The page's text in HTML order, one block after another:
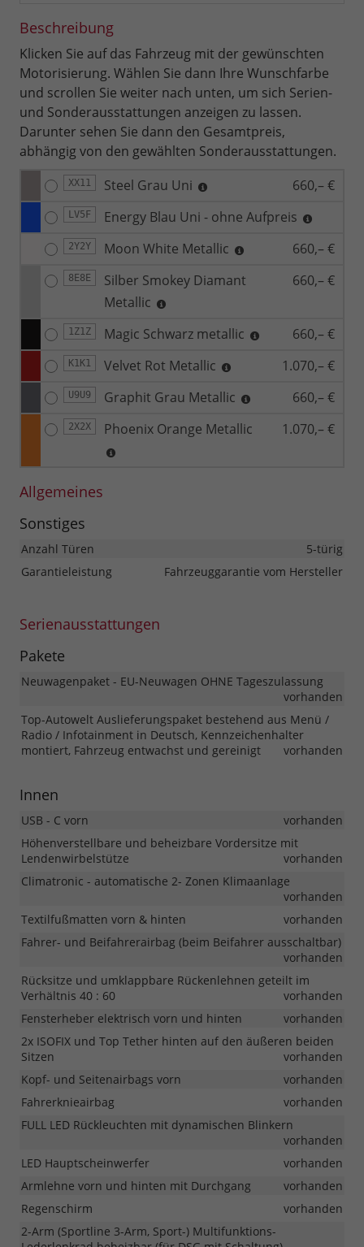
Beschreibung
Klicken Sie auf das Fahrzeug mit der gewünschten
Motorisierung. Wählen Sie dann Ihre Wunschfarbe
und scrollen Sie weiter nach unten, um sich Serien-
und Sonderausstattungen anzeigen zu lassen.
Darunter sehen Sie dann den Gesamtpreis,
abhängig von den gewählten Sonderausstattungen.
XX11 Steel Grau Uni 660,– €
LV5F Energy Blau Uni - ohne Aufpreis
2Y2Y Moon White Metallic 660,– €
8E8E
Silber Smokey Diamant
Metallic
660,– €
1Z1Z Magic Schwarz metallic 660,– €
K1K1 Velvet Rot Metallic 1.070,– €
U9U9 Graphit Grau Metallic 660,– €
2X2X Phoenix Orange Metallic 1.070,– €
Allgemeines
Sonstiges
Anzahl Türen
5-türig
Garantieleistung
Fahrzeuggarantie vom Hersteller
Serienausstattungen
Pakete
Neuwagenpaket - EU-Neuwagen OHNE Tageszulassung
vorhanden
Top-Autowelt Auslieferungspaket bestehend aus Menü /
Radio / Infotainment in Deutsch, Kennzeichenhalter
montiert, Fahrzeug entwachst und gereinigt
vorhanden
Innen
USB - C vorn
vorhanden
Höhenverstellbare und beheizbare Vordersitze mit
Lendenwirbelstütze
vorhanden
Climatronic - automatische 2- Zonen Klimaanlage
vorhanden
Textilfußmatten vorn & hinten
vorhanden
Fahrer- und Beifahrerairbag (beim Beifahrer ausschaltbar)
vorhanden
Rücksitze und umklappbare Rückenlehnen geteilt im
Verhältnis 40 : 60
vorhanden
Fensterheber elektrisch vorn und hinten
vorhanden
2x ISOFIX und Top Tether hinten auf den äußeren beiden
Sitzen
vorhanden
Kopf- und Seitenairbags vorn
vorhanden
Fahrerknieairbag
vorhanden
FULL LED Rückleuchten mit dynamischen Blinkern
vorhanden
LED Hauptscheinwerfer
vorhanden
Armlehne vorn und hinten mit Durchgang
vorhanden
Regenschirm
vorhanden
2-Arm (Sportline 3-Arm, Sport-) Multifunktions-